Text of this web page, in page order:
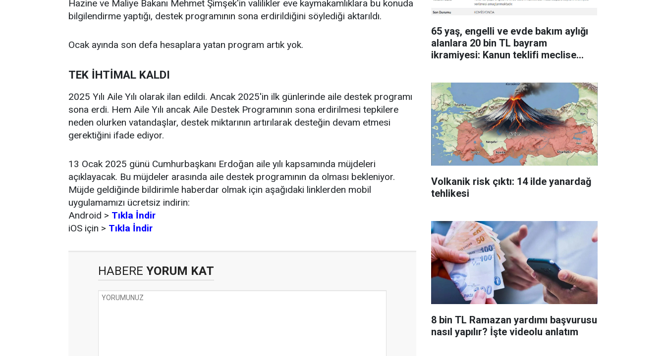
Hazine ve Maliye Bakanı Mehmet Şimşek'in valilikler eve kaymakamlıklara bu konuda
bilgilendirme yaptığı, destek programının sona erdirildiğini söylediği aktarıldı.
Ocak ayında son defa hesaplara yatan program artık yok.
TEK İHTİMAL KALDI
2025 Yılı Aile Yılı olarak ilan edildi. Ancak 2025'in ilk günlerinde aile destek programı
sona erdi. Hem Aile Yılı ancak Aile Destek Programının sona erdirilmesi tepkilere
neden olurken vatandaşlar, destek miktarının artırılarak desteğin devam etmesi
gerektiğini ifade ediyor.
13 Ocak 2025 günü Cumhurbaşkanı Erdoğan aile yılı kapsamında müjdeleri
açıklayacak. Bu müjdeler arasında aile destek programının da olması bekleniyor.
Müjde geldiğinde bildirimle haberdar olmak için aşağıdaki linklerden mobil
uygulamamızı ücretsiz indirin:
Android > Tıkla İndir
iOS için > Tıkla İndir
HABERE YORUM KAT
65 yaş, engelli ve evde bakım aylığı
alanlara 20 bin TL bayram
ikramiyesi: Kanun teklifi meclise
Volkanik risk çıktı: 14 ilde yanardağ
tehlikesi
8 bin TL Ramazan yardımı başvurusu
nasıl yapılır? İşte videolu anlatım